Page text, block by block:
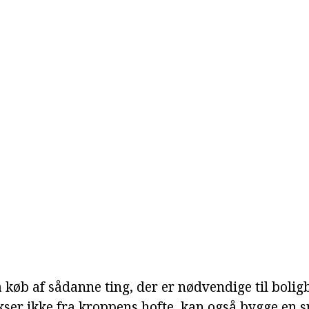
køb af sådanne ting, der er nødvendige til